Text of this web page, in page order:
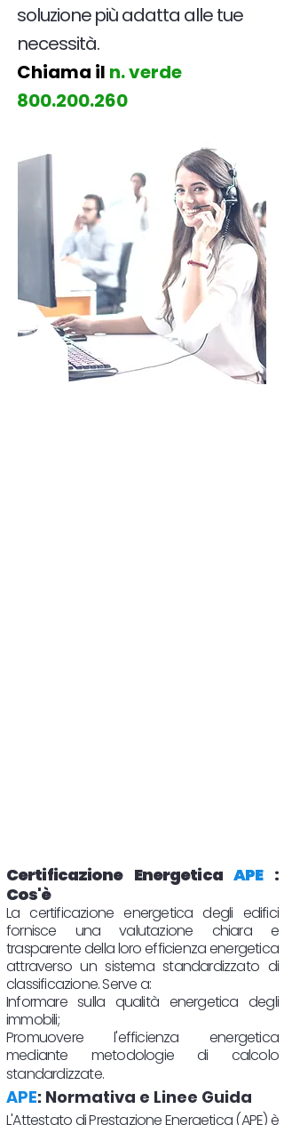
soluzione più adatta alle tue
necessità.
Chiama il n. verde
800.200.260
Certificazione EnergeticaAPE:
Cos'è
La certificazione energetica degli edifici
fornisce una valutazione chiara e
trasparente della loro efficienza energetica
attraverso un sistema standardizzato di
classificazione. Serve a:
Informare sulla qualità energetica degli
immobili;
Promuovere l'efficienza energetica
mediante metodologie di calcolo
standardizzate.
APE: Normativa e Linee Guida
L'Attestato di Prestazione Energetica (APE) è